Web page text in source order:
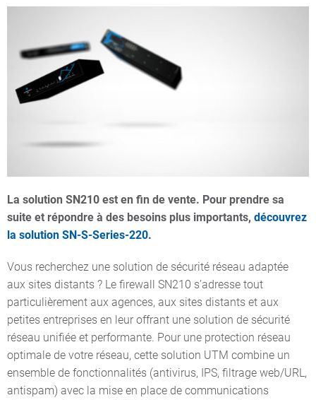
La solution SN210 est en fin de vente. Pour prendre sa
suite et répondre à des besoins plus importants, découvrez
la solution SN-S-Series-220.
Vous recherchez une solution de sécurité réseau adaptée
aux sites distants ? Le firewall SN210 s’adresse tout
particulièrement aux agences, aux sites distants et aux
petites entreprises en leur offrant une solution de sécurité
réseau unifiée et performante. Pour une protection réseau
optimale de votre réseau, cette solution UTM combine un
ensemble de fonctionnalités (antivirus, IPS, filtrage web/URL,
antispam) avec la mise en place de communications